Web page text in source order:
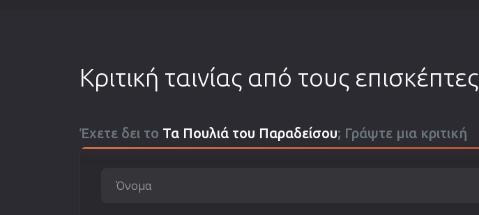
Κριτική ταινίας από τους επισκέπτες
Έχετε δει το Τα Πουλιά του Παραδείσου; Γράψτε μια κριτική